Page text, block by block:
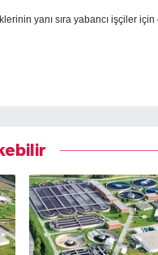
yanı sıra yabancı işçiler